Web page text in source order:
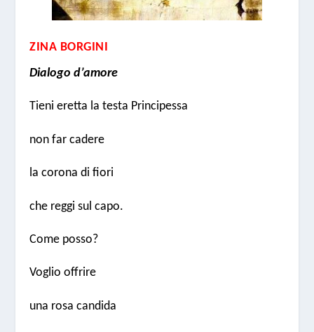
ZINA BORGINI
Dialogo d’amore
Tieni eretta la testa Principessa
non far cadere
la corona di fiori
che reggi sul capo.
Come posso?
Voglio offrire
una rosa candida